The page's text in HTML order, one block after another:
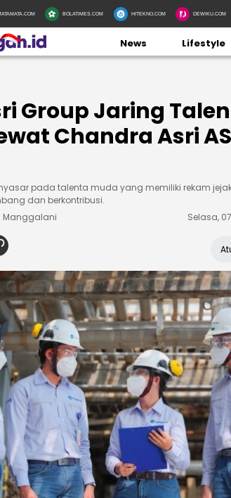
BOLATIMES.COM HITEKNO.COM DEWIKU.COM
News Lifestyle
Group Jaring
Chandra Asri
pada talenta muda yang memiliki rekam
dan berkontribusi.
Manggalani
Selasa,